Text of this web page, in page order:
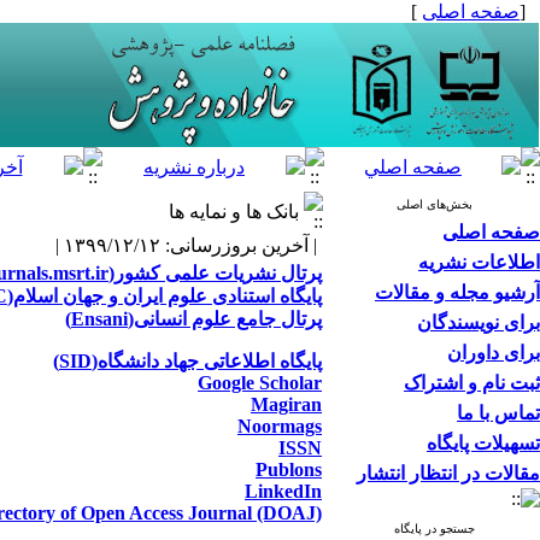
[صفحه اصلی ]
بخش‌های اصلی
صفحه اصلی
اطلاعات نشریه
آرشیو مجله و مقالات
برای نویسندگان
برای داوران
ثبت نام و اشتراک
تماس با ما
تسهیلات پایگاه
مقالات در انتظار انتشار
جستجو در پایگاه
بانک ها و نمایه ها
| آخرین بروزرسانی: ۱۳۹۹/۱۲/۱۲ |
پرتال نشریات علمی کشور(Journals.msrt.ir)
پایگاه استنادی علوم ایران و جهان اسلام(ISC)
پرتال جامع علوم انسانی(Ensani)
پایگاه اطلاعاتی جهاد دانشگاه(SID)
Google Scholar
Magiran
Noormags
ISSN
Publons
LinkedIn
of Open Access Journal (DOAJ)